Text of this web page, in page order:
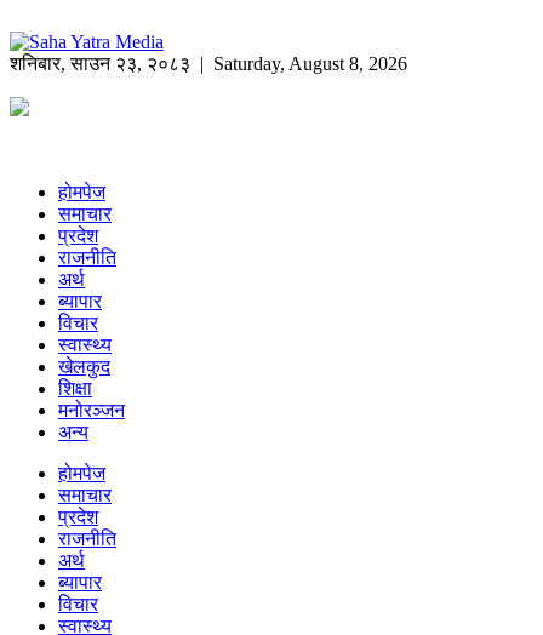
शनिबार,साउन २३, २०८३ | Saturday, August 8, 2026
होमपेज
समाचार
प्रदेश
राजनीति
अर्थ
ब्यापार
विचार
स्वास्थ्य
खेलकुद
शिक्षा
मनोरञ्जन
अन्य
होमपेज
समाचार
प्रदेश
राजनीति
अर्थ
ब्यापार
विचार
स्वास्थ्य